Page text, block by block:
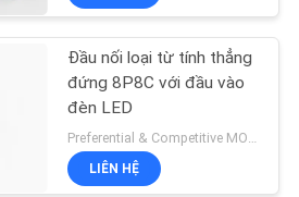
từ tính
13
Đầu nối loại từ tính thẳng
đứng 8P8C với đầu vào
đèn LED
LIÊN HỆ